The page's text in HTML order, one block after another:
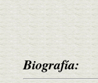
Biografía: